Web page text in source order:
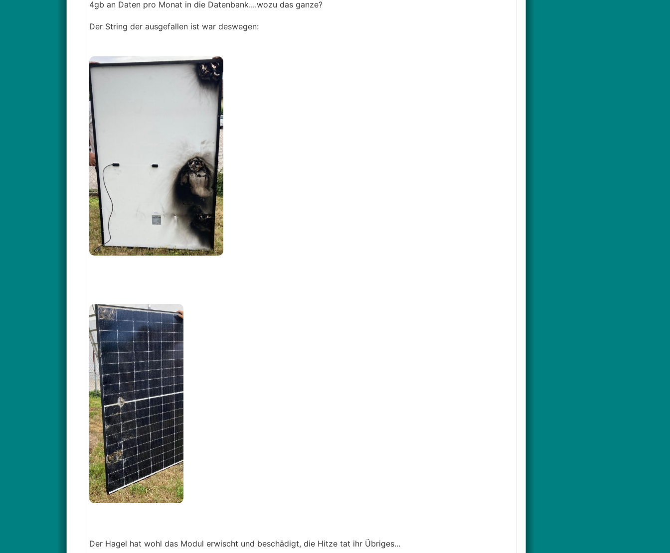
4gb an Daten pro Monat in die Datenbank....wozu das ganze?
Der String der ausgefallen ist war deswegen:
Der Hagel hat wohl das Modul erwischt und beschädigt, die Hitze tat ihr Übriges...